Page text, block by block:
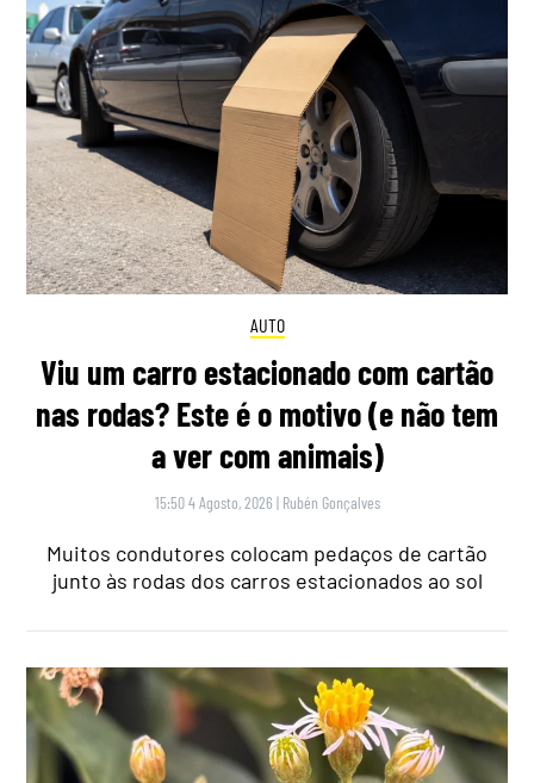
AUTO
Viu um carro estacionado com cartão
nas rodas? Este é o motivo (e não tem
a ver com animais)
15:50 4 Agosto, 2026 | Rubén Gonçalves
Muitos condutores colocam pedaços de cartão
junto às rodas dos carros estacionados ao sol